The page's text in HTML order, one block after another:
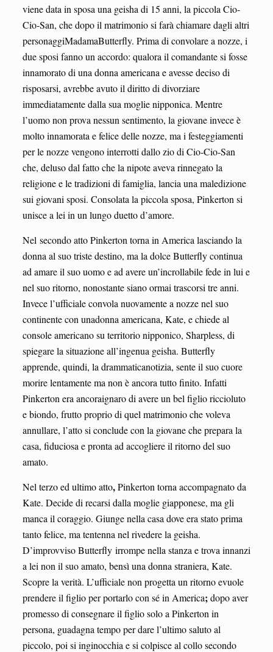
viene data in sposa una geisha di 15 anni, la piccola Cio-
Cio-San, che dopo il matrimonio si farà chiamare dagli altri
personaggiMadamaButterfly. Prima di convolare a nozze, i
due sposi fanno un accordo: qualora il comandante si fosse
innamorato di una donna americana e avesse deciso di
risposarsi, avrebbe avuto il diritto di divorziare
immediatamente dalla sua moglie nipponica. Mentre
l’uomo non prova nessun sentimento, la giovane invece è
molto innamorata e felice delle nozze, ma i festeggiamenti
per le nozze vengono interrotti dallo zio di Cio-Cio-San
che, deluso dal fatto che la nipote aveva rinnegato la
religione e le tradizioni di famiglia, lancia una maledizione
sui giovani sposi. Consolata la piccola sposa, Pinkerton si
unisce a lei in un lungo duetto d’amore.
Nel secondo atto Pinkerton torna in America lasciando la
donna al suo triste destino, ma la dolce Butterfly continua
ad amare il suo uomo e ad avere un’incrollabile fede in lui e
nel suo ritorno, nonostante siano ormai trascorsi tre anni.
Invece l’ufficiale convola nuovamente a nozze nel suo
continente con unadonna americana, Kate, e chiede al
console americano su territorio nipponico, Sharpless, di
spiegare la situazione all’ingenua geisha. Butterfly
apprende, quindi, la drammaticanotizia, sente il suo cuore
morire lentamente ma non è ancora tutto finito. Infatti
Pinkerton era ancoraignaro di avere un bel figlio riccioluto
e biondo, frutto proprio di quel matrimonio che voleva
annullare, l’atto si conclude con la giovane che prepara la
casa, fiduciosa e pronta ad accogliere il ritorno del suo
amato.
Nel terzo ed ultimo atto,Pinkerton torna accompagnato da
Kate. Decide di recarsi dalla moglie giapponese, ma gli
manca il coraggio. Giunge nella casa dove era stato prima
tanto felice, ma tentenna nel rivedere la geisha.
D’improvviso Butterfly irrompe nella stanza e trova innanzi
a lei non il suo amato, bensì una donna straniera, Kate.
Scopre la verità. L’ufficiale non progetta un ritorno evuole
prendere il figlio per portarlo con sé in America;dopo aver
promesso di consegnare il figlio solo a Pinkerton in
persona, guadagna tempo per dare l’ultimo saluto al
piccolo, poi si inginocchia e si colpisce al collo secondo